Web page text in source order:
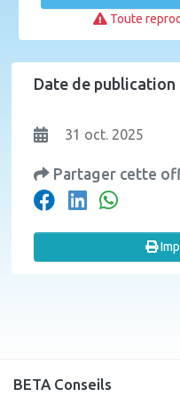
Toute
Date de publication
31 oct. 2025
Partager cette
BETA Conseils